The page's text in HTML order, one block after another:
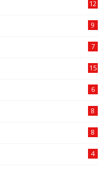
12
9
7
15
6
8
8
4